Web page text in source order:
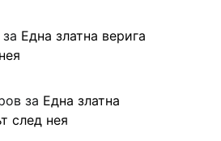
за Една златна верига
за Една златна
след нея